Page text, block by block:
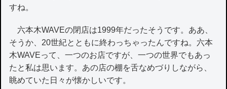
すね。
六本木WAVEの閉店は1999年だったそうです。ああ、
そうか、20世紀とともに終わっちゃったんですね。六本
木WAVEって、一つのお店ですが、一つの世界でもあっ
たと私は思います。あの店の棚を舌なめづりしながら、
眺めていた日々が懐かしいです。